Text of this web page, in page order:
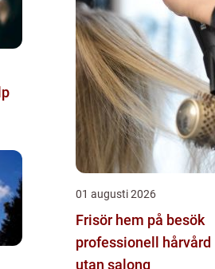
01 augusti 2026
Frisör hem på besök
professionell hårvård
utan salong